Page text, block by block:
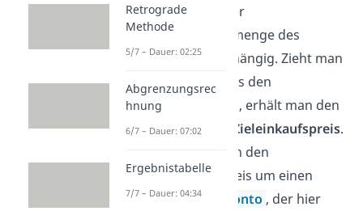
oftmals von der
Beschaffungsmenge des
Einkäufers abhängig. Zieht man
vom Listenpreis den
Lieferrabatt ab, erhält man den
sogenannten
Zieleinkaufspreis.
Verringert man den
Zieleinkaufspreis um einen
gewährten
Skonto , der hier
Retrograde
Methode
5/7 – Dauer: 02:25
Abgrenzungsrec
hnung
6/7 – Dauer: 07:02
Ergebnistabelle
7/7 – Dauer: 04:34